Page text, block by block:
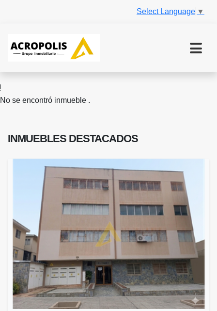
Select Language ▼
No se encontró inmueble .
INMUEBLES DESTACADOS